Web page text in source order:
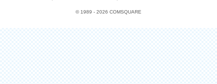
© 1989 - 2026 COMSQUARE